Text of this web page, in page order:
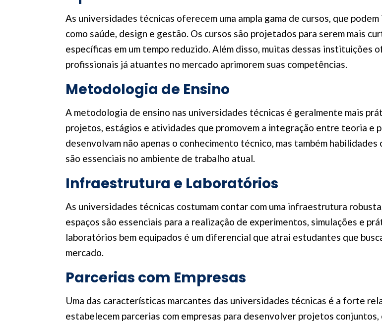
As universidades técnicas oferecem uma ampla gama de cursos, que
como saúde, design e gestão. Os cursos são projetados para serem mais
específicas em um tempo reduzido. Além disso, muitas dessas
profissionais já atuantes no mercado aprimorem suas competências.
Metodologia de Ensino
A metodologia de ensino nas universidades técnicas é geralmente mais
projetos, estágios e atividades que promovem a integração entre teoria e
desenvolvam não apenas o conhecimento técnico, mas também
são essenciais no ambiente de trabalho atual.
Infraestrutura e Laboratórios
As universidades técnicas costumam contar com uma infraestrutura
espaços são essenciais para a realização de experimentos, simulações e
laboratórios bem equipados é um diferencial que atrai estudantes que
mercado.
Parcerias com Empresas
Uma das características marcantes das universidades técnicas é a forte
estabelecem parcerias com empresas para desenvolver projetos